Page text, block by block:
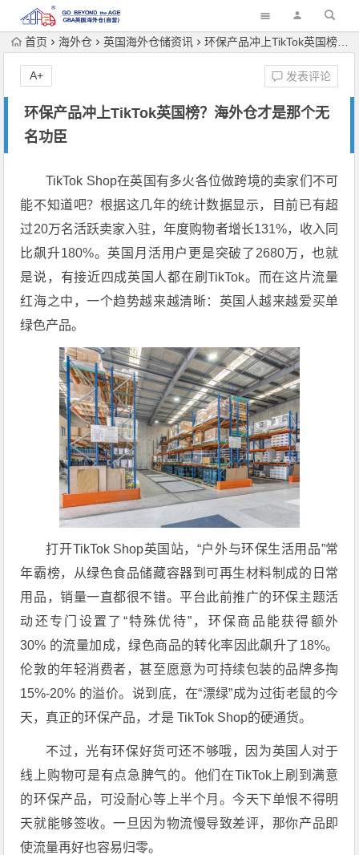
首页 海外仓 英国海外仓储资讯 环保产品冲上TikTok英国榜？海外仓才是那个无名功臣
环保产品冲上TikTok英国榜？海外仓才是那个无
名功臣
发表评论
A+
TikTok Shop在英国有多火各位做跨境的卖家们不可
能不知道吧？根据这几年的统计数据显示，目前已有超
过20万名活跃卖家入驻，年度购物者增长131%，收入同
比飙升180%。英国月活用户更是突破了 2680万，也就
是说，有接近四成英国人都在刷TikTok。而在这片流量
红海之中，一个趋势越来越清晰： 英国人越来越爱买单
绿色产品。
打开TikTok Shop英国站，“户外与环保生活用品”常
年霸榜，从绿色食品储藏容器到可再生材料制成的日常
用品，销量一直都很不错。平台此前推广的环保主题活
动还专门设置了“特殊优待”，环保商品能获得额外
30% 的流量加成，绿色商品的转化率因此飙升了 18%。
伦敦的年轻消费者，甚至愿意为可持续包装的品牌多掏
15%-20% 的溢价。说到底，在“漂绿”成为过街老鼠的今
天，真正的环保产品，才是 TikTok Shop的硬通货。
不过，光有环保好货可还不够哦，因为英国人对于
线上购物可是有点急脾气的。他们在TikTok上刷到满意
的环保产品，可没耐心等上半个月。今天下单恨不得明
天就能够签收。一旦因为物流慢导致差评，那你产品即
使流量再好也容易归零。